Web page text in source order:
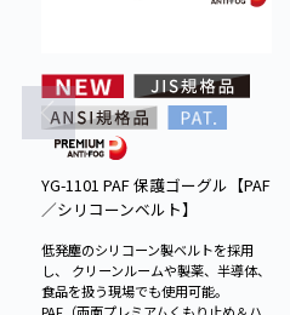
YG-1101 PAF 保護ゴーグル【PAF
／シリコーンベルト】
低発塵のシリコーン製ベルトを採用
し、 クリーンルームや製薬、半導体、
食品を扱う現場でも使用可能。